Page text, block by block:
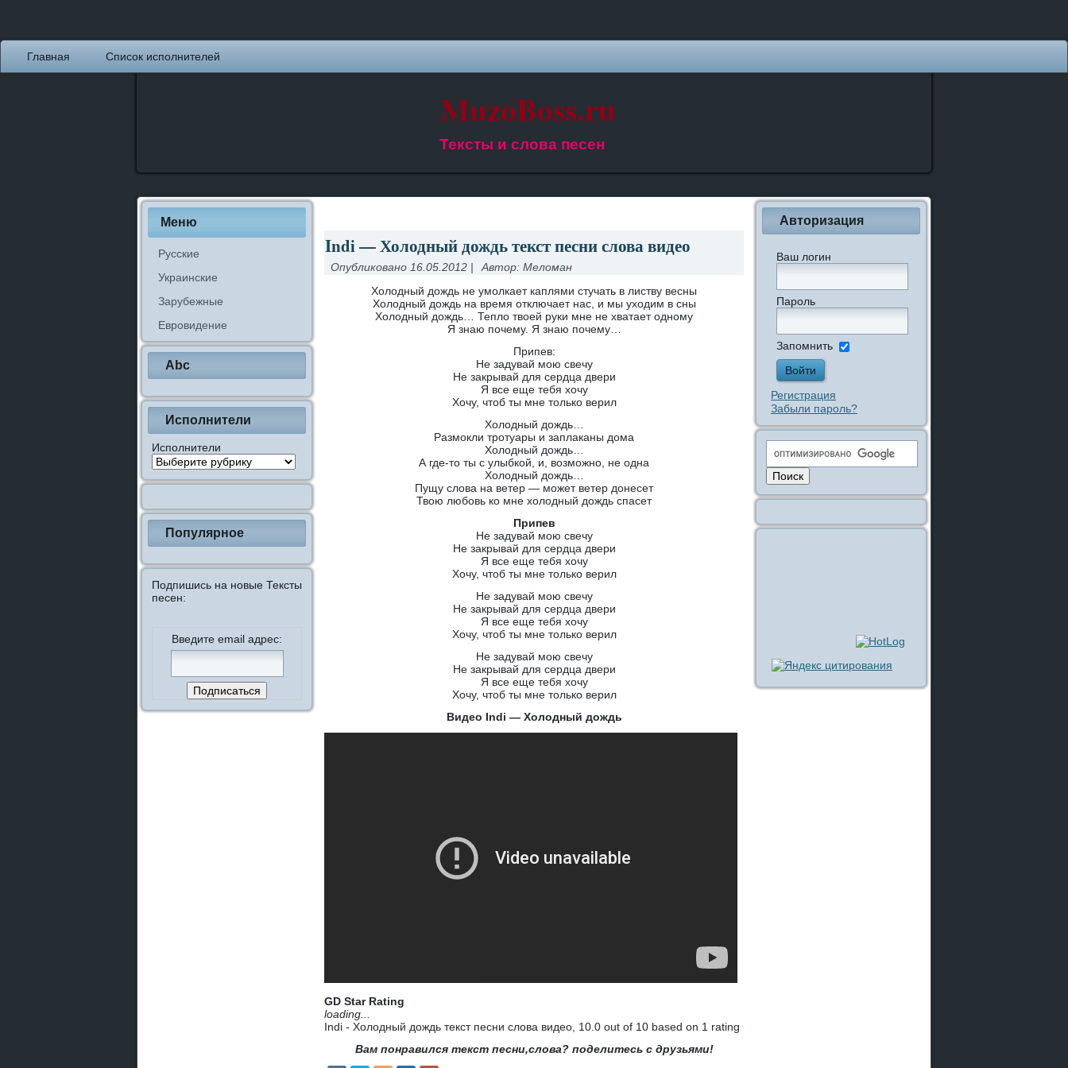
Главная Список исполнителей
MuzoBoss.ru
Тексты и слова песен
Меню
Русские
Украинские
Зарубежные
Евровидение
Abc
Исполнители
Исполнители
Популярное
Подпишись на новые Тексты
песен:
Введите email адрес:
Indi — Холодный дождь текст песни слова видео
Опубликовано 16.05.2012 | Автор: Меломан
Холодный дождь не умолкает каплями стучать в листву весны
Холодный дождь на время отключает нас, и мы уходим в сны
Холодный дождь… Тепло твоей руки мне не хватает одному
Я знаю почему. Я знаю почему…
Припев:
Не задувай мою свечу
Не закрывай для сердца двери
Я все еще тебя хочу
Хочу, чтоб ты мне только верил
Холодный дождь…
Размокли тротуары и заплаканы дома
Холодный дождь…
А где-то ты с улыбкой, и, возможно, не одна
Холодный дождь…
Пущу слова на ветер — может ветер донесет
Твою любовь ко мне холодный дождь спасет
Припев
Не задувай мою свечу
Не закрывай для сердца двери
Я все еще тебя хочу
Хочу, чтоб ты мне только верил
Не задувай мою свечу
Не закрывай для сердца двери
Я все еще тебя хочу
Хочу, чтоб ты мне только верил
Не задувай мою свечу
Не закрывай для сердца двери
Я все еще тебя хочу
Хочу, чтоб ты мне только верил
Видео Indi — Холодный дождь
GD Star Rating
loading...
Indi - Холодный дождь текст песни слова видео 10.0 out of 10 based on 1 rating
Вам понравился текст песни,слова? поделитесь с друзьями!
Авторизация
Ваш логин
Пароль
Запомнить
Регистрация
Забыли пароль?